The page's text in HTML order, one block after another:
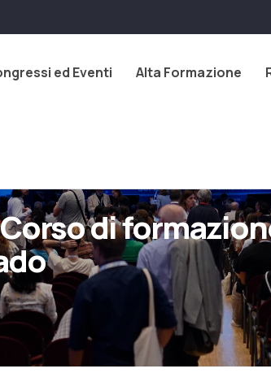
ed Eventi Alta Formazione
di